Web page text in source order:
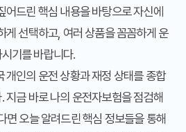
어드린 핵심 내용을 바탕으로 자신에
게 선택하고, 여러 상품을 꼼꼼하게 운
기를 바랍니다.
개인의 운전 상황과 재정 상태를 종합
지금 바로 나의 운전자보험을 점검해
면 오늘 알려드린 핵심 정보들을 통해